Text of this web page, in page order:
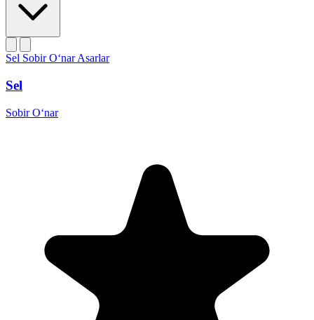
Sel Sobir O‘nar Asarlar
Sel
Sobir O‘nar